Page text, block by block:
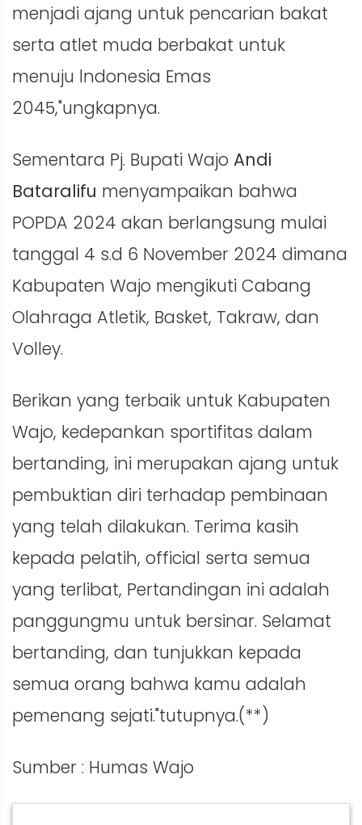
menjadi ajang untuk pencarian bakat
serta atlet muda berbakat untuk
menuju lndonesia Emas
2045,"ungkapnya.
Sementara Pj. Bupati Wajo Andi
Bataralifu menyampaikan bahwa
POPDA 2024 akan berlangsung mulai
tanggal 4 s.d 6 November 2024 dimana
Kabupaten Wajo mengikuti Cabang
Olahraga Atletik, Basket, Takraw, dan
Volley.
Berikan yang terbaik untuk Kabupaten
Wajo, kedepankan sportifitas dalam
bertanding, ini merupakan ajang untuk
pembuktian diri terhadap pembinaan
yang telah dilakukan. Terima kasih
kepada pelatih, official serta semua
yang terlibat, Pertandingan ini adalah
panggungmu untuk bersinar. Selamat
bertanding, dan tunjukkan kepada
semua orang bahwa kamu adalah
pemenang sejati."tutupnya.(**)
Sumber : Humas Wajo